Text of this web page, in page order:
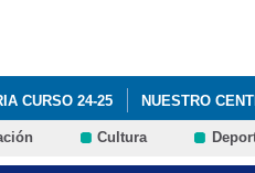
CURSO 24-25 NUESTRO
PREVENCIÑON RIESGOS
Cultura